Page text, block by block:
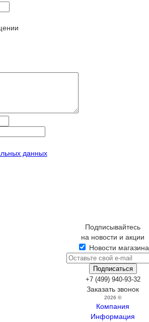
данных
Подписывайтесь
на новости и акции
Новости магазина
+7 (499) 940-93-32
Заказать звонок
2026 ©
Компания
Информация